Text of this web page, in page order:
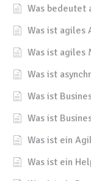
Was bedeutet
Was ist agiles
Was ist agiles
Was ist
Was ist
Was ist
Was ist ein
Was ist ein